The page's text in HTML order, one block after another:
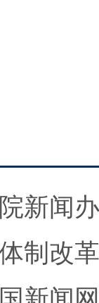
新闻
制改